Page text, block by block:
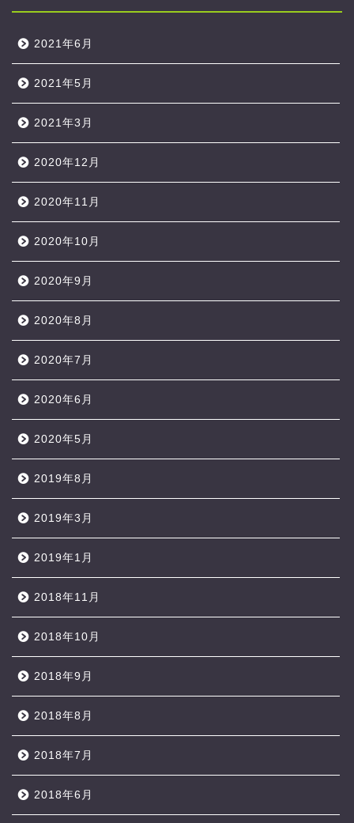
2021年6月
2021年5月
2021年3月
2020年12月
2020年11月
2020年10月
2020年9月
2020年8月
2020年7月
2020年6月
2020年5月
2019年8月
2019年3月
2019年1月
2018年11月
2018年10月
2018年9月
2018年8月
2018年7月
2018年6月